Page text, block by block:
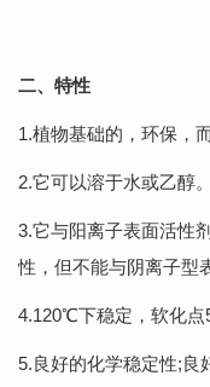
二、特性
1.植物基础的，环保，
2.它可以溶于水或乙醇。
3.它与阳离子表面活性
性，但不能与阴离子型
4.120℃下稳定，软化
5.良好的化学稳定性;良